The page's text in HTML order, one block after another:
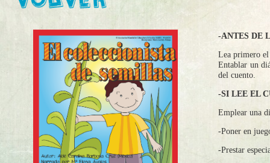
-ANTES DE
Lea primero el
Entablar un
del cuento.
-SI LEE EL
Emplear una
-Poner en
-Prestar